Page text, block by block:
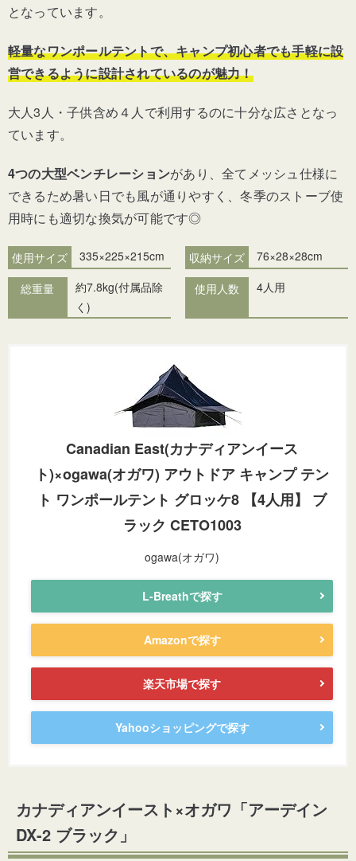
となっています。
軽量なワンポールテントで、キャンプ初心者でも手軽に設
営できるように設計されているのが魅力！
大人3人・子供含め４人で利用するのに十分な広さとなっ
ています。
4つの大型ベンチレーションがあり、全てメッシュ仕様に
できるため暑い日でも風が通りやすく、冬季のストーブ使
用時にも適切な換気が可能です◎
使用サイズ 335×225×215cm 収納サイズ 76×28×28cm
総重量 約7.8kg(付属品除
く)
使用人数 4人用
Canadian East(カナディアンイース
ト)×ogawa(オガワ) アウトドア キャンプ テン
ト ワンポールテント グロッケ8 【4人用】 ブ
ラック CETO1003
ogawa(オガワ)
L-Breathで探す
Amazonで探す
楽天市場で探す
Yahooショッピングで探す
カナディアンイースト×オガワ「アーデイン
DX-2 ブラック」